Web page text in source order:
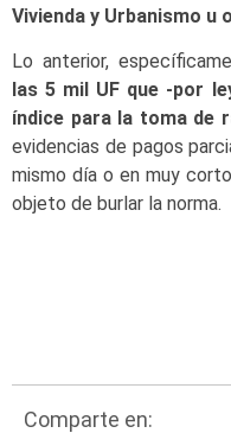
Vivienda y Urbanismo
Lo anterior,
las 5 mil UF que -por
índice para la toma de
evidencias de pagos
mismo día o en muy
objeto de burlar la norma.
Comparte en: